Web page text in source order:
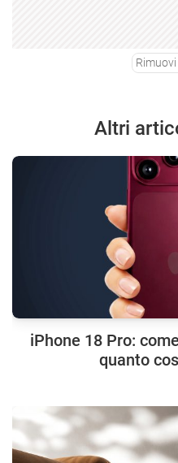
Altri
iPhone 18 Pro:
quanto